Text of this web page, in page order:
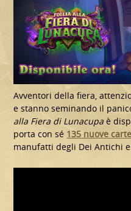
Avventori della fiera,
e stanno seminando il
alla Fiera di Lunacupa è
porta con sé 135 nuove carte
manufatti degli Dei Antichi